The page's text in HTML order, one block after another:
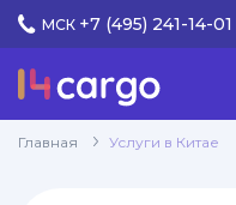
МСК +7 (495) 241-14-01
Главная Услуги в Китае
КАТЕГОРИИ
Услуги
keyboard_arrow_down